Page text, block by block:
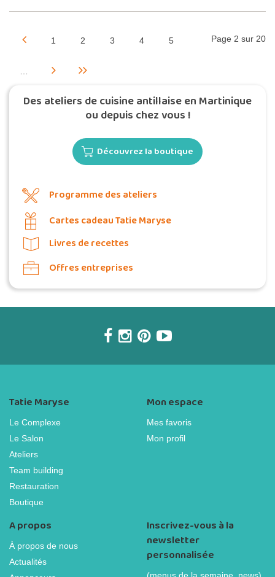
Page 2 sur 20
1 2 3 4 5
Des ateliers de cuisine antillaise en Martinique
ou depuis chez vous !
Découvrez la boutique
Programme des ateliers
Cartes cadeau Tatie Maryse
Livres de recettes
Offres entreprises
Tatie Maryse
Le Complexe
Le Salon
Ateliers
Team building
Restauration
Boutique
Mon espace
Mes favoris
Mon profil
A propos
À propos de nous
Actualités
Inscrivez-vous à la
newsletter
personnalisée